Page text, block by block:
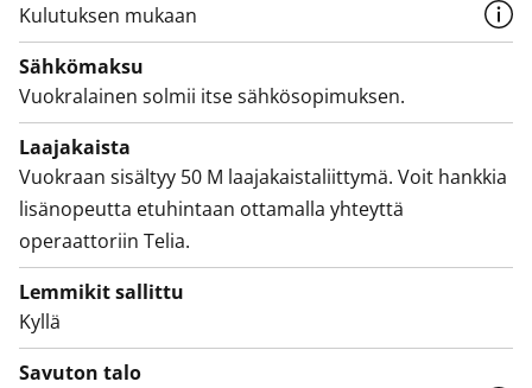
Kulutuksen mukaan
Sähkömaksu
Vuokralainen solmii itse sähkösopimuksen.
Laajakaista
Vuokraan sisältyy 50 M laajakaistaliittymä. Voit hankkia
lisänopeutta etuhintaan ottamalla yhteyttä
operaattoriin Telia.
Lemmikit sallittu
Kyllä
Savuton talo